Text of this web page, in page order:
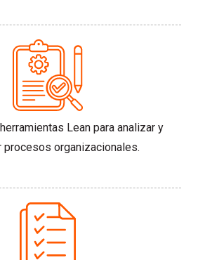
Lean para analizar y
procesos organizacionales.